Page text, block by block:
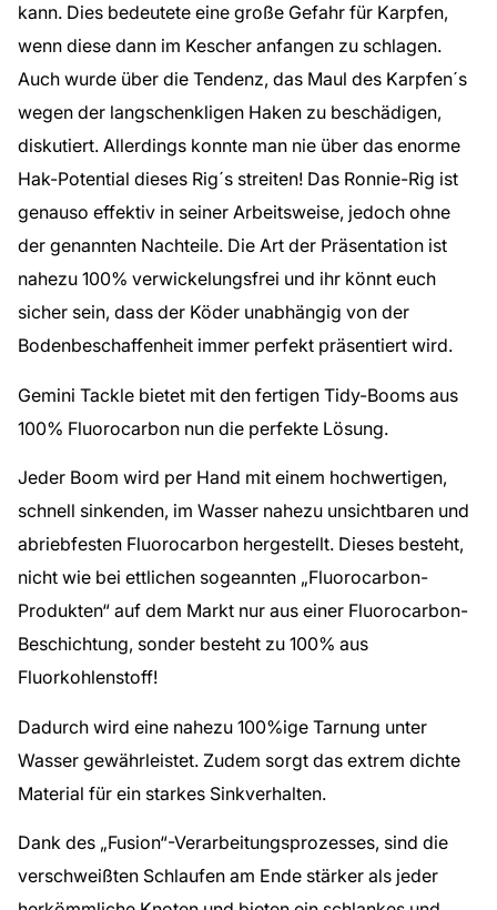
kann. Dies bedeutete eine große Gefahr für Karpfen,
wenn diese dann im Kescher anfangen zu schlagen.
Auch wurde über die Tendenz, das Maul des Karpfen´s
wegen der langschenkligen Haken zu beschädigen,
diskutiert. Allerdings konnte man nie über das enorme
Hak-Potential dieses Rig´s streiten! Das Ronnie-Rig ist
genauso effektiv in seiner Arbeitsweise, jedoch ohne
der genannten Nachteile. Die Art der Präsentation ist
nahezu 100% verwickelungsfrei und ihr könnt euch
sicher sein, dass der Köder unabhängig von der
Bodenbeschaffenheit immer perfekt präsentiert wird.
Gemini Tackle bietet mit den fertigen Tidy-Booms aus
100% Fluorocarbon nun die perfekte Lösung.
Jeder Boom wird per Hand mit einem hochwertigen,
schnell sinkenden, im Wasser nahezu unsichtbaren und
abriebfesten Fluorocarbon hergestellt. Dieses besteht,
nicht wie bei ettlichen sogeannten „Fluorocarbon-
Produkten“ auf dem Markt nur aus einer Fluorocarbon-
Beschichtung, sonder besteht zu 100% aus
Fluorkohlenstoff!
Dadurch wird eine nahezu 100%ige Tarnung unter
Wasser gewährleistet. Zudem sorgt das extrem dichte
Material für ein starkes Sinkverhalten.
Dank des „Fusion“-Verarbeitungsprozesses, sind die
verschweißten Schlaufen am Ende stärker als jeder